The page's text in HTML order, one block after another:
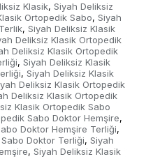
Klasik, Siyah Deliksiz
Ortopedik Sabo, Siyah
, Siyah Deliksiz Klasik
Deliksiz Klasik Ortopedik
Deliksiz Klasik Ortopedik
, Siyah Deliksiz Klasik
, Siyah Deliksiz Klasik
Deliksiz Klasik Ortopedik
Deliksiz Klasik Ortopedik
Klasik Ortopedik Sabo
Sabo Doktor Hemşire,
Doktor Hemşire Terliği,
Doktor Terliği, Siyah
, Siyah Deliksiz Klasik